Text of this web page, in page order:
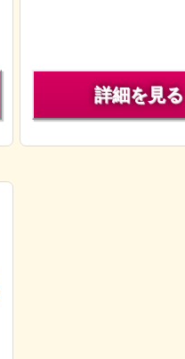
詳細を見る